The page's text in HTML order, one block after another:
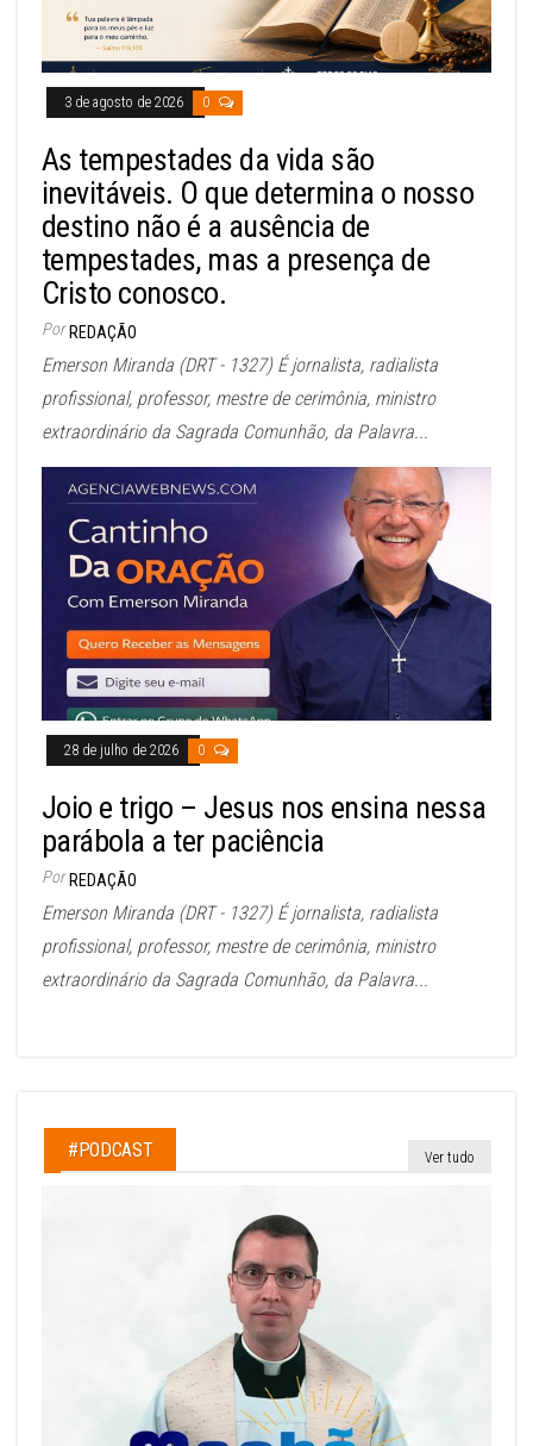
3 de agosto de 2026 0
As tempestades da vida são
inevitáveis. O que determina o nosso
destino não é a ausência de
tempestades, mas a presença de
Cristo conosco.
Por REDAÇÃO
Emerson Miranda (DRT - 1327) É jornalista, radialista
profissional, professor, mestre de cerimônia, ministro
extraordinário da Sagrada Comunhão, da Palavra...
28 de julho de 2026 0
Joio e trigo – Jesus nos ensina nessa
parábola a ter paciência
Por REDAÇÃO
Emerson Miranda (DRT - 1327) É jornalista, radialista
profissional, professor, mestre de cerimônia, ministro
extraordinário da Sagrada Comunhão, da Palavra...
#PODCAST Ver tudo